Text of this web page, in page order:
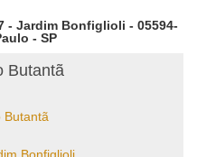
- Jardim Bonfiglioli - 05594-
- SP
Butantã
Butantã